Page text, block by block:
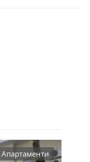
Aпартаменти